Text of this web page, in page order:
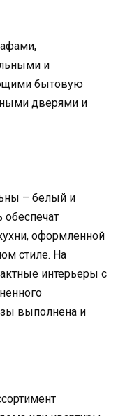
и
бытовую
дверями и
– белый и
оформленной
стиле. На
интерьеры с
выполнена и